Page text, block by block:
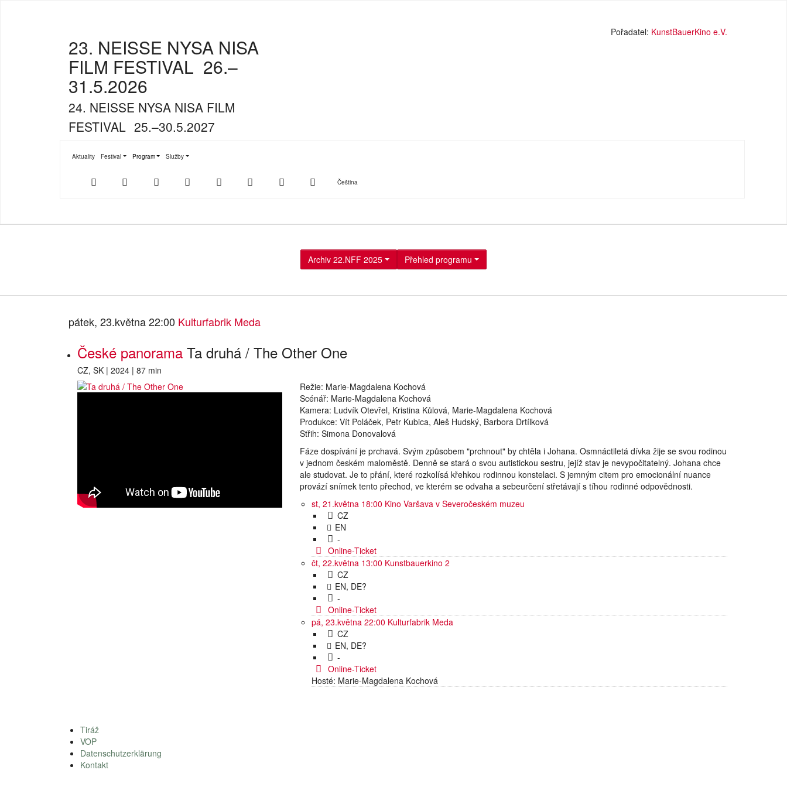
23. NEISSE NYSA NISA
FILM FESTIVAL 26.–
31.5.2026
24. NEISSE NYSA NISA FILM
FESTIVAL 25.–30.5.2027
Pořadatel: KunstBauerKino e.V.
Aktuality Festival
Submenu for "Festival"
Program
Submenu for "Program"
Služby
Submenu for "Služby"
Store
Play
Youtube Facebook Twitter Instagram SucheČeština
Archiv 22.NFF 2025 Přehled programu
pátek, 23.května 22:00 Kulturfabrik Meda
České panorama Ta druhá / The Other One
CZ, SK | 2024 | 87 min
Režie: Marie-Magdalena Kochová
Scénář: Marie-Magdalena Kochová
Kamera: Ludvík Otevřel, Kristina Kůlová, Marie-Magdalena Kochová
Produkce: Vít Poláček, Petr Kubica, Aleš Hudský, Barbora Drtílková
Střih: Simona Donovalová
Fáze dospívání je prchavá. Svým způsobem "prchnout" by chtěla i Johana. Osmnáctiletá dívka žije se svou rodinou
v jednom českém maloměstě. Denně se stará o svou autistickou sestru, jejíž stav je nevypočitatelný. Johana chce
ale studovat. Je to přání, které rozkolísá křehkou rodinnou konstelaci. S jemným citem pro emocionální nuance
provází snímek tento přechod, ve kterém se odvaha a sebeurčení střetávají s tíhou rodinné odpovědnosti.
st, 21.května 18:00 Kino Varšava v Severočeském muzeu
CZ
EN
-
Online-Ticket
čt, 22.května 13:00 Kunstbauerkino 2
CZ
EN, DE?
-
Online-Ticket
pá, 23.května 22:00 Kulturfabrik Meda
CZ
EN, DE?
-
Online-Ticket
Hosté: Marie-Magdalena Kochová
Tiráž
VOP
Datenschutzerklärung
Kontakt